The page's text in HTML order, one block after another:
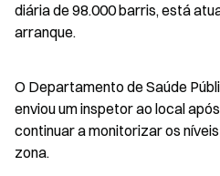
diária de 98.000 barris, está
arranque.
O Departamento de Saúde
enviou um inspetor ao local
continuar a monitorizar os
zona.